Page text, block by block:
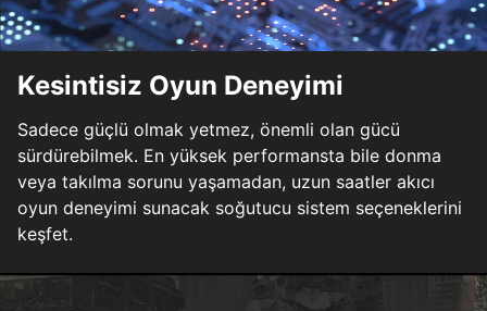
Kesintisiz Oyun Deneyimi
Sadece güçlü olmak yetmez, önemli olan gücü
sürdürebilmek. En yüksek performansta bile donma
veya takılma sorunu yaşamadan, uzun saatler akıcı
oyun deneyimi sunacak soğutucu sistem seçeneklerini
keşfet.